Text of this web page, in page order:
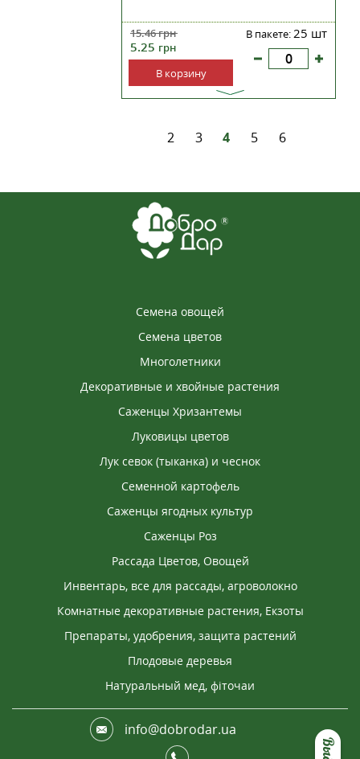
15.46грн
5.25 грн
В пакете:25 шт
В корзину
2 3 4 5 6
Семена овощей
Семена цветов
Многолетники
Декоративные и хвойные растения
Саженцы Хризантемы
Луковицы цветов
Лук севок (тыканка) и чеснок
Семенной картофель
Саженцы ягодных культур
Саженцы Роз
Рассада Цветов, Овощей
Инвентарь, все для рассады, агроволокно
Комнатные декоративные растения, Екзоты
Препараты, удобрения, защита растений
Плодовые деревья
Натуральный мед, фіточаи
info@dobrodar.ua